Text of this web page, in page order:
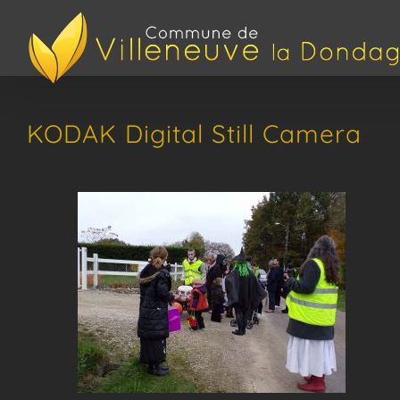
contenu
KODAK Digital Still Camera